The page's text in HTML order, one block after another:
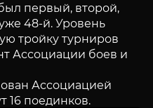
первый, второй,
48-й. Уровень
тройку турниров
Ассоциации боев и
Ассоциацией
16 поединков.